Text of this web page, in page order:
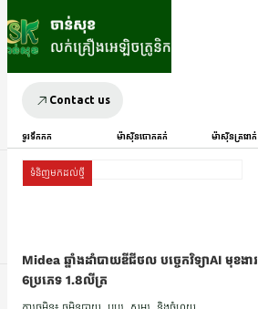
Contact us
ទូរទឹកកក ម៉ាស៊ីនបោកគក់ ម៉ាស៊ីនត្រជាក់
ទំនិញមកដល់ថ្មី
Midea ឆ្នាំងដាំបាយឌីជីថល បច្ចេកវិទ្យាAI មុខងារ
6ប្រភេទ 1.8លីត្រ